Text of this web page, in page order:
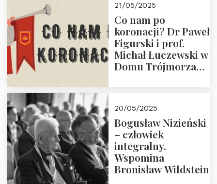
Zapraszamy do
zapisów.
21/05/2025
Co nam po
koronacji? Dr Paweł
Figurski i prof.
Michał Łuczewski w
Domu Trójmorza
20/05/2025
Bogusław Nizieński
– człowiek
integralny.
Wspomina
Bronisław Wildstein